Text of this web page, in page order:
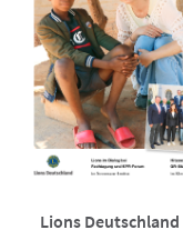
Lions Deutschland